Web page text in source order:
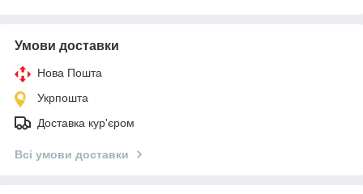
Умови доставки
Нова Пошта
Укрпошта
Доставка кур'єром
Всі умови доставки